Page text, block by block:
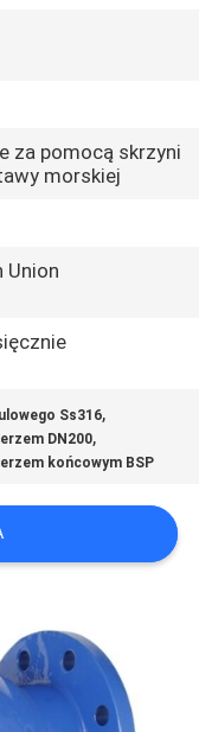
za pomocą skrzyni
morskiej
Union
Ss316,
DN200,
końcowym BSP